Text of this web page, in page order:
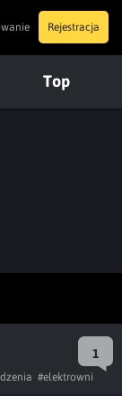
Rejestracja
Top
1
#elektrowni